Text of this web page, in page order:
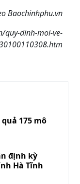
Baochinhphu.vn
quy-dinh-moi-ve-
175 mô
định kỳ
Hà Tĩnh